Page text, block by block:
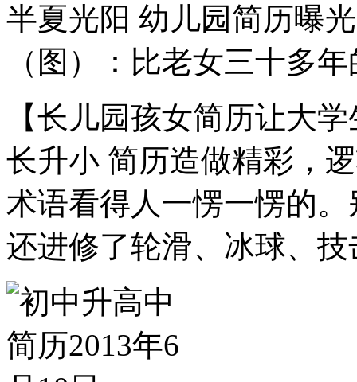
半夏光阳 幼儿园简历曝
（图）：比老女三十多
【长儿园孩女简历让大
长升小 简历造做精彩，
术语看得人一愣一愣的
还进修了轮滑、冰球、